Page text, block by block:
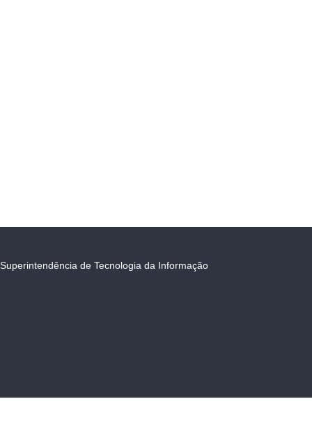
Superintendência de Tecnologia da Informação